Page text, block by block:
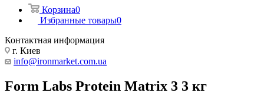
Корзина0
Избранные товары0
Контактная информация
г. Киев
info@ironmarket.com.ua
Form Labs Protein Matrix 3 3 кг